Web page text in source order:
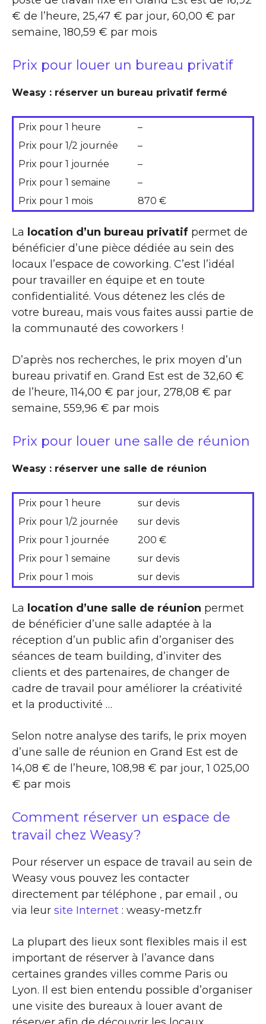
€ de l’heure, 25,47 € par jour, 60,00 € par
semaine, 180,59 € par mois
Prix pour louer un bureau privatif
Weasy : réserver un bureau privatif fermé
Prix pour 1 heure
–
Prix pour 1/2 journée
–
Prix pour 1 journée
–
Prix pour 1 semaine
–
Prix pour 1 mois
870 €
La location d’un bureau privatif permet de
bénéficier d’une pièce dédiée au sein des
locaux l’espace de coworking. C’est l’idéal
pour travailler en équipe et en toute
confidentialité. Vous détenez les clés de
votre bureau, mais vous faites aussi partie de
la communauté des coworkers !
D’après nos recherches, le prix moyen d’un
bureau privatif en. Grand Est est de 32,60 €
de l’heure, 114,00 € par jour, 278,08 € par
semaine, 559,96 € par mois
Prix pour louer une salle de réunion
Weasy : réserver une salle de réunion
Prix pour 1 heure
sur devis
Prix pour 1/2 journée
sur devis
Prix pour 1 journée
200 €
Prix pour 1 semaine
sur devis
Prix pour 1 mois
sur devis
La location d’une salle de réunion permet
de bénéficier d’une salle adaptée à la
réception d’un public afin d’organiser des
séances de team building, d’inviter des
clients et des partenaires, de changer de
cadre de travail pour améliorer la créativité
et la productivité …
Selon notre analyse des tarifs, le prix moyen
d’une salle de réunion en Grand Est est de
14,08 € de l’heure, 108,98 € par jour, 1 025,00
€ par mois
Comment réserver un espace de
travail chez Weasy?
Pour réserver un espace de travail au sein de
Weasy vous pouvez les contacter
directement par téléphone , par email , ou
via leur site Internet : weasy-metz.fr
La plupart des lieux sont flexibles mais il est
important de réserver à l’avance dans
certaines grandes villes comme Paris ou
Lyon. Il est bien entendu possible d’organiser
une visite des bureaux à louer avant de